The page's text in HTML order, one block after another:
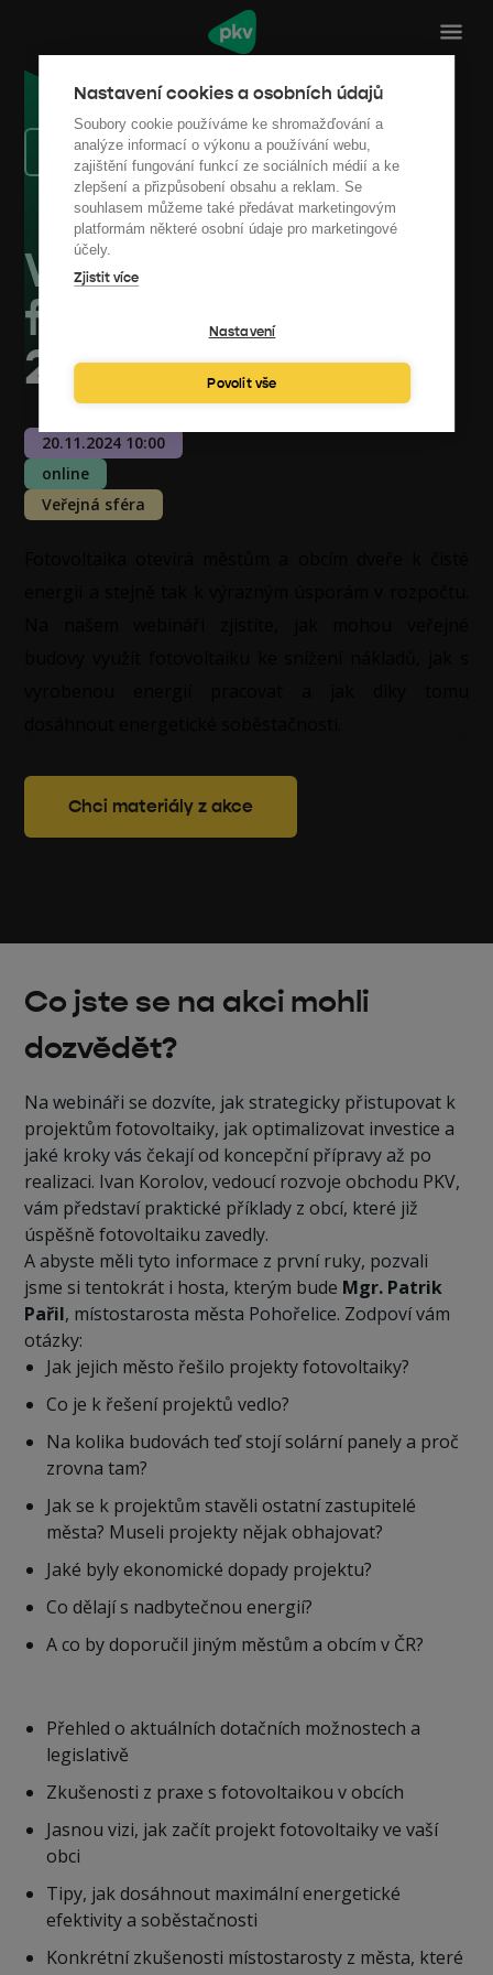
Nastavení cookies a osobních údajů
Soubory cookie používáme ke shromažďování a
analýze informací o výkonu a používání webu,
zajištění fungování funkcí ze sociálních médií a ke
zlepšení a přizpůsobení obsahu a reklam. Se
souhlasem můžeme také předávat marketingovým
platformám některé osobní údaje pro marketingové
účely.
Zjistit více
Nastavení
Povolit vše
Zpět na výpis akcí
Webinář: Obecní
fotovoltaika v roce
2025
20.11.2024 10:00
online
Veřejná sféra
Chci materiály z akce
Co jste se na akci mohli
dozvědět?
Na webináři se dozvíte, jak strategicky přistupovat k
projektům fotovoltaiky, jak optimalizovat investice a
jaké kroky vás čekají od koncepční přípravy až po
realizaci. Ivan Korolov, vedoucí rozvoje obchodu PKV,
vám představí praktické příklady z obcí, které již
úspěšně fotovoltaiku zavedly.
A abyste měli tyto informace z první ruky, pozvali
jsme si tentokrát i hosta, kterým bude Mgr. Patrik
Pařil, místostarosta města Pohořelice. Zodpoví vám
otázky:
Jak jejich město řešilo projekty fotovoltaiky?
Co je k řešení projektů vedlo?
Na kolika budovách teď stojí solární panely a proč
zrovna tam?
Jak se k projektům stavěli ostatní zastupitelé
města? Museli projekty nějak obhajovat?
Jaké byly ekonomické dopady projektu?
Co dělají s nadbytečnou energií?
A co by doporučil jiným městům a obcím v ČR?
Přehled o aktuálních dotačních možnostech a
legislativě
Zkušenosti z praxe s fotovoltaikou v obcích
Jasnou vizi, jak začít projekt fotovoltaiky ve vaší
obci
Tipy, jak dosáhnout maximální energetické
efektivity a soběstačnosti
Konkrétní zkušenosti místostarosty z města, které